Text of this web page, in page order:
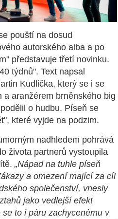
pouští na dosud
autorského alba a po
představuje třetí novinku.
týdnů". Text napsal
Kudlička, který se i se
a aranžérem brněnského big
o hudbu. Píseň se
které vyjde na podzim.
nadhledem pohrává
života partnerů vystoupila
„Nápad na tuhle píseň
a omezení mající za cíl
společenství, vnesly
jako vedlejší efekt
to i páru zachycenému v